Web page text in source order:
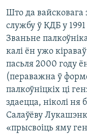
Што да вайсковага
службу ў КДБ у
Званьне
калі ён ужо
пасьля 2000 году
(пераважна ў
палкоўніцкіх ці
здаецца, ніколі ня
Салаўёву
«прысвоіць яму